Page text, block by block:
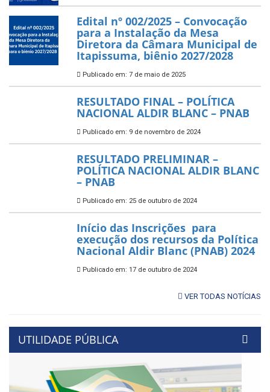
Edital nº 002/2025 – Convocação
para a Instalação da Mesa
Diretora da Câmara Municipal de
Itapissuma, biênio 2027/2028
Publicado em: 7 de maio de 2025
RESULTADO FINAL – POLÍTICA
NACIONAL ALDIR BLANC – PNAB
Publicado em: 9 de novembro de 2024
RESULTADO PRELIMINAR –
POLÍTICA NACIONAL ALDIR BLANC
– PNAB
Publicado em: 25 de outubro de 2024
Início das Inscrições para
execução dos recursos da Política
Nacional Aldir Blanc (PNAB) 2024
Publicado em: 17 de outubro de 2024
VER TODAS NOTÍCIAS
UTILIDADE PÚBLICA